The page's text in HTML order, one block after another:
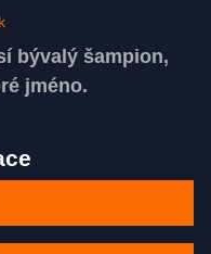
bývalý šampion,
jméno.